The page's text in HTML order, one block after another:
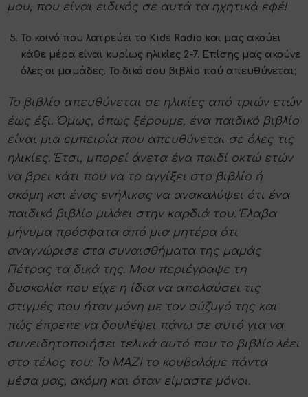
μου, που είναι ειδικός σε αυτά τα ηχητικά εφέ!
Το κοινό που λατρεύει το Kids Radio και μας ακούει
κάθε μέρα είναι κυρίως ηλικίες 2-7. Επίσης μας ακούνε
όλες οι μαμάδες. Το δικό σου βιβλίο πού απευθύνεται;
Το βιβλίο απευθύνεται σε ηλικίες από τριών ετών
έως έξι. Όμως, όπως ξέρουμε, ένα παιδικό βιβλίο
είναι μια εμπειρία που απευθύνεται σε όλες τις
ηλικίες. Έτσι, μπορεί άνετα ένα παιδί οκτώ ετών
να βρει κάτι που να το αγγίξει στο βιβλίο ή
ακόμη και ένας ενήλικας να ανακαλύψει ότι ένα
παιδικό βιβλίο μιλάει στην καρδιά του. Έλαβα
μήνυμα πρόσφατα από μια μητέρα ότι
αναγνώρισε στα συναισθήματα της μαμάς
Πέτρας τα δικά της. Μου περιέγραψε τη
δυσκολία που είχε η ίδια να απολαύσει τις
στιγμές που ήταν μόνη με τον σύζυγό της και
πώς έπρεπε να δουλέψει πάνω σε αυτό για να
συνειδητοποιήσει τελικά αυτό που το βιβλίο λέει
στο τέλος του: Το ΜΑΖΙ το κουβαλάμε πάντα
μέσα μας, ακόμη και όταν είμαστε μόνοι.